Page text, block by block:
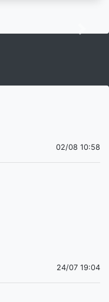
Next
02/08 10:58
24/07 19:04